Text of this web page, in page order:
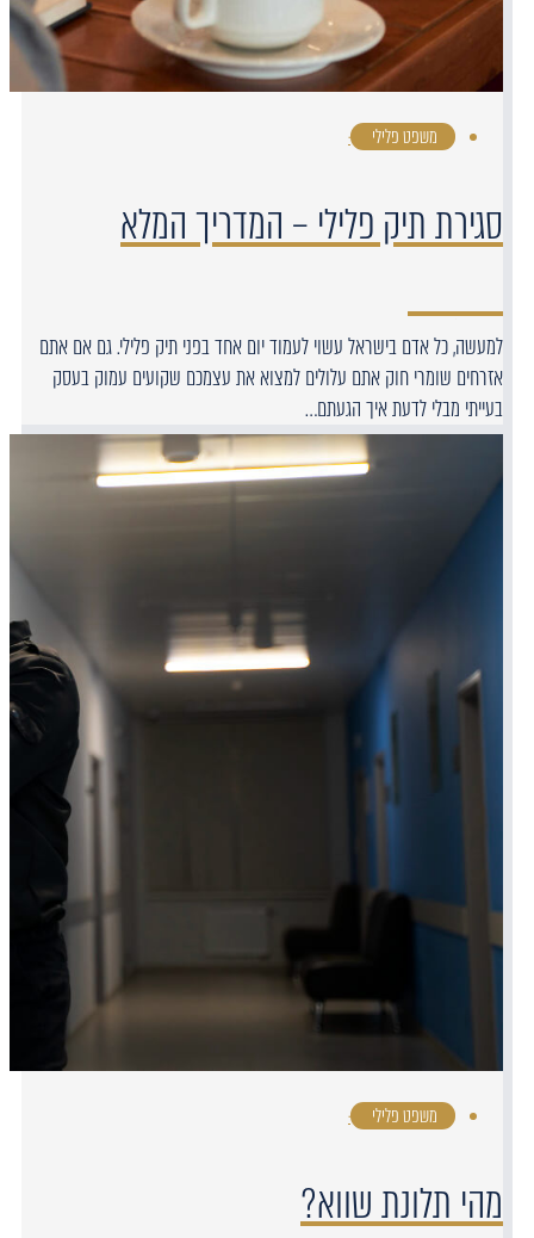
משפט פלילי ·
סגירת תיק פלילי – המדריך המלא
למעשה, כל אדם בישראל עשוי לעמוד יום אחד בפני תיק פלילי. גם אם אתם
אזרחים שומרי חוק אתם עלולים למצוא את עצמכם שקועים עמוק בעסק
בעייתי מבלי לדעת איך הגעתם…
משפט פלילי ·
מהי תלונת שווא?